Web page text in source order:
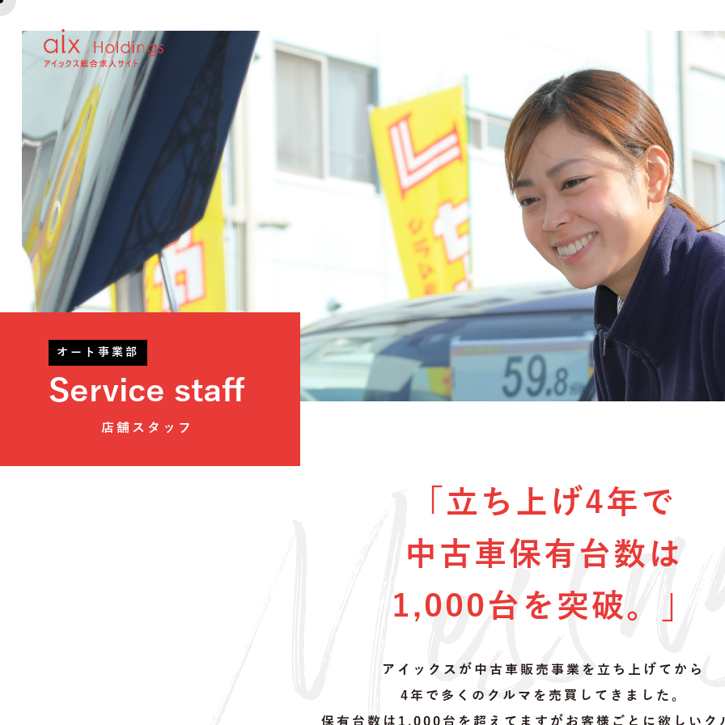
オート事業部
Service staff
店舗スタッフ
「立ち上げ4年で
中古車保有台数は
1,000台を突破。」
アイックスが中古車販売事業を立ち上げてから
4年で多くのクルマを売買してきました。
保有台数は1,000台を超えてますがお客様ごとに欲しいク